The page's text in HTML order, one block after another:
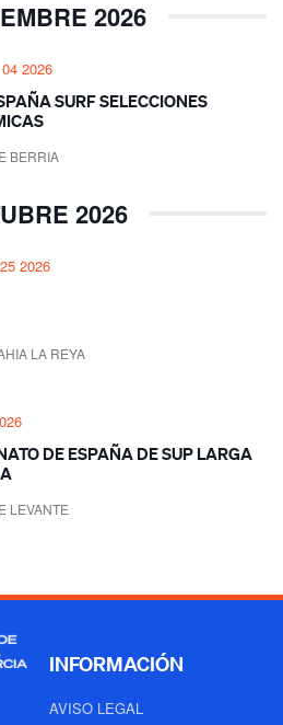
2026
2026
SURF SELECCIONES
BERRIA
2026
2026
LA REYA
DE ESPAÑA DE SUP LARGA
LEVANTE
INFORMACIÓN
AVISO LEGAL